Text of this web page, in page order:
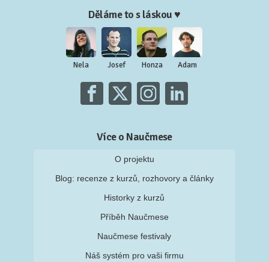
Děláme to s láskou ♥
Nela Josef Honza Adam
Více o Naučmese
O projektu
Blog: recenze z kurzů, rozhovory a články
Historky z kurzů
Příběh Naučmese
Naučmese festivaly
Náš systém pro vaši firmu